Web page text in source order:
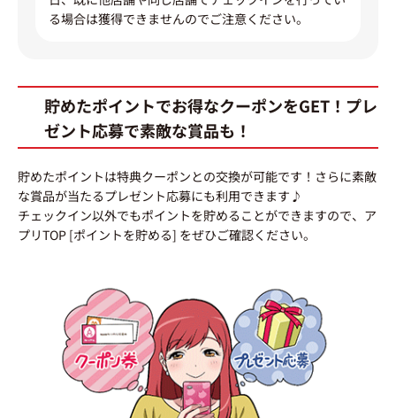
る場合は獲得できませんのでご注意ください。
貯めたポイントでお得なクーポンをGET！プレ
ゼント応募で素敵な賞品も！
貯めたポイントは特典クーポンとの交換が可能です！さらに素敵
な賞品が当たるプレゼント応募にも利用できます♪
チェックイン以外でもポイントを貯めることができますので、ア
プリTOP [ポイントを貯める] をぜひご確認ください。